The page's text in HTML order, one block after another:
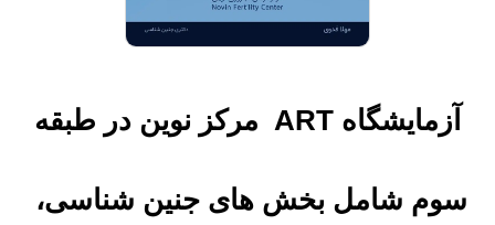
آزمایشگاه ART مرکز نوین در طبقه
سوم شامل بخش های جنین شناسی،